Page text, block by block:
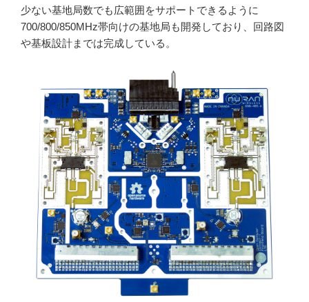
少ない基地局数でも広範囲をサポートできるように
700/800/850MHz帯向けの基地局も開発しており、回路図
や基板設計までは完成している。